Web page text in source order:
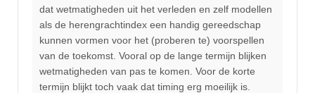
dat wetmatigheden uit het verleden en zelf modellen
als de herengrachtindex een handig gereedschap
kunnen vormen voor het (proberen te) voorspellen
van de toekomst. Vooral op de lange termijn blijken
wetmatigheden van pas te komen. Voor de korte
termijn blijkt toch vaak dat timing erg moeilijk is.